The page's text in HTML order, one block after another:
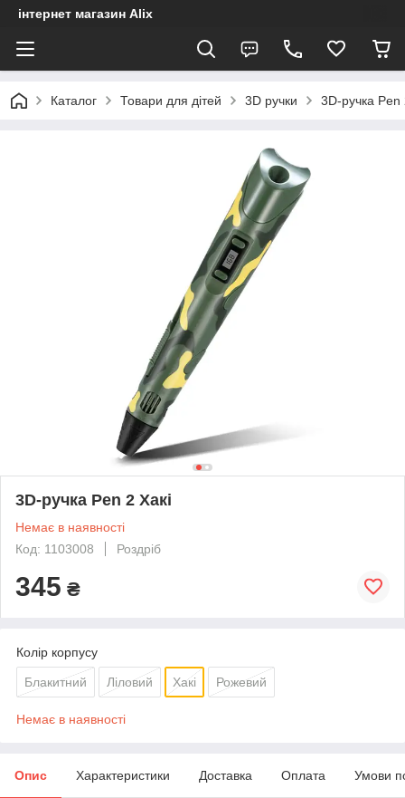
інтернет магазин Alix
Каталог Товари для дітей 3D ручки 3D-ручка Pen
3D-ручка Pen 2 Хакі
Немає в наявності
Код: 1103008
Роздріб
345 ₴
Колір корпусу
Блакитний Ліловий Хакі Рожевий
Немає в наявності
Опис Характеристики Доставка Оплата Умови